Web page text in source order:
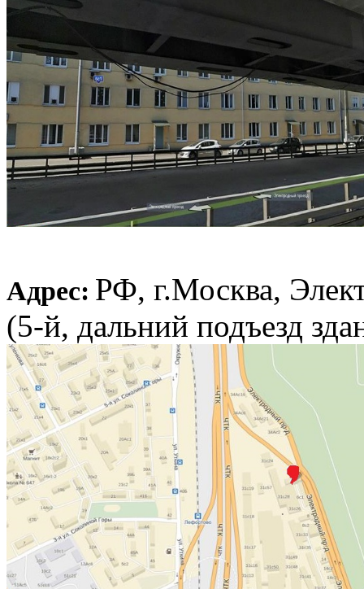
Адрес: РФ, г.Москва,
(5-й, дальний подъезд